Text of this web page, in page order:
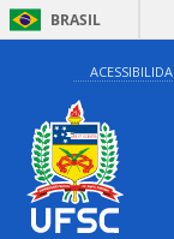
BRASIL